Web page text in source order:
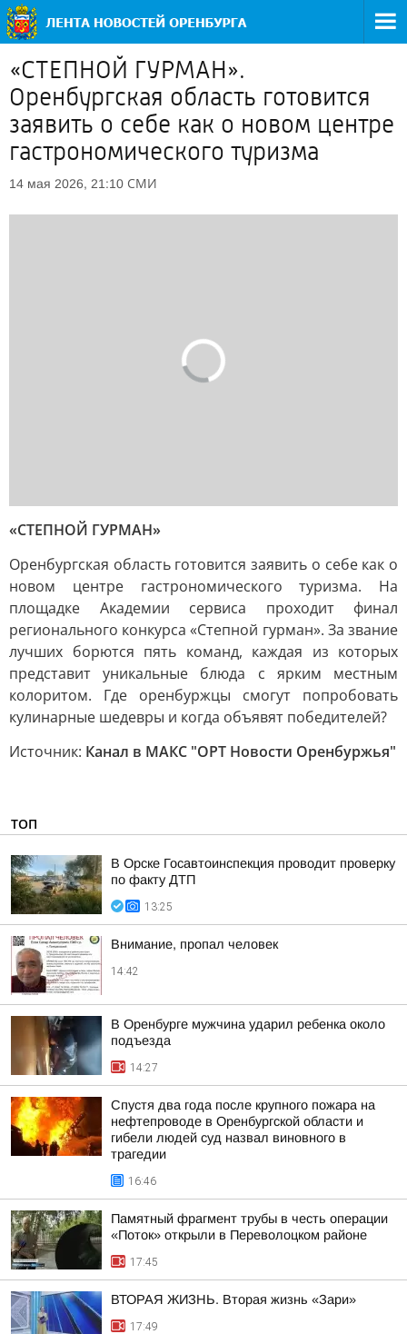
«СТЕПНОЙ ГУРМАН».
Оренбургская область готовится
заявить о себе как о новом центре
гастрономического туризма
14 мая 2026, 21:10 СМИ
«СТЕПНОЙ ГУРМАН»
Оренбургская область готовится заявить о себе как о
новом центре гастрономического туризма. На
площадке Академии сервиса проходит финал
регионального конкурса «Степной гурман». За звание
лучших борются пять команд, каждая из которых
представит уникальные блюда с ярким местным
колоритом. Где оренбуржцы смогут попробовать
кулинарные шедевры и когда объявят победителей?
Источник: Канал в МАКС "ОРТ Новости Оренбуржья"
ТОП
В Орске Госавтоинспекция проводит проверку
по факту ДТП
13:25
Внимание, пропал человек
14:42
В Оренбурге мужчина ударил ребенка около
подъезда
14:27
Спустя два года после крупного пожара на
нефтепроводе в Оренбургской области и
гибели людей суд назвал виновного в
трагедии
16:46
Памятный фрагмент трубы в честь операции
«Поток» открыли в Переволоцком районе
17:45
ВТОРАЯ ЖИЗНЬ. Вторая жизнь «Зари»
17:49